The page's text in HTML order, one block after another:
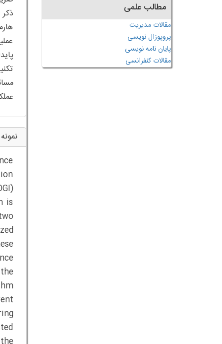
is
مطالب علمی
مقالات مدیریت
پروپوزال نویسی
پایان نامه نویسی
مقالات کنفرانسی